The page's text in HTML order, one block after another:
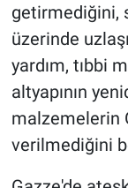
getirmediğini,
üzerinde
yardım, tıbbi
altyapının
malzemelerin
verilmediğini